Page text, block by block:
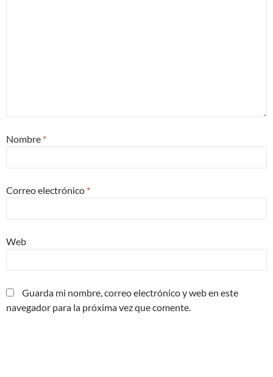
Nombre *
Correo electrónico *
Web
Guarda mi nombre, correo electrónico y web en este
navegador para la próxima vez que comente.